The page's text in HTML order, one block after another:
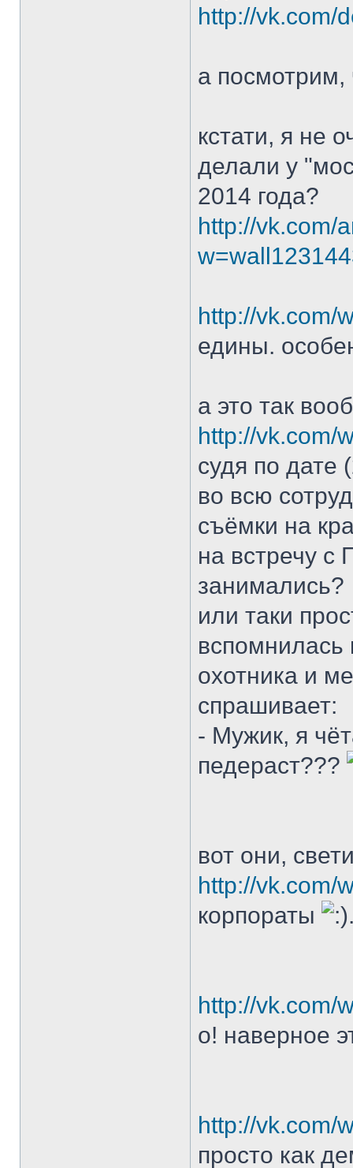
http://vk.com/
а
кстати, я не
делали у
2014 года?
http://vk.com/
http://vk.com/
едины.
а это так
http://vk.com/
судя по дате
во всю
съёмки на
на встречу
занимались?
или таки
вспомнилась
охотника и
спрашивает:
- Мужик, я
педераст???
вот они,
http://vk.com/
корпораты
http://vk.com/
о! наверное
http://vk.com/
просто как